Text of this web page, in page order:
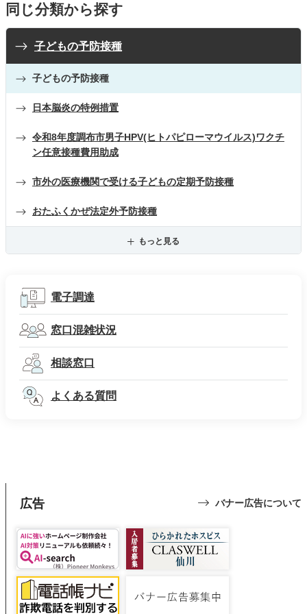
同じ分類から探す
子どもの予防接種
子どもの予防接種
日本脳炎の特例措置
令和8年度調布市男子HPV(ヒトパピローマウイルス)ワクチ
ン任意接種費用助成
市外の医療機関で受ける子どもの定期予防接種
おたふくかぜ法定外予防接種
もっと見る
電子調達
窓口混雑状況
相談窓口
よくある質問
広告 バナー広告について